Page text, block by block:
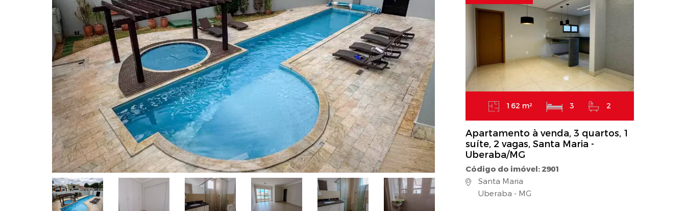
162 m² 3 2
Apartamento à venda, 3 quartos, 1
suíte, 2 vagas, Santa Maria -
Uberaba/MG
Código do imóvel: 2901
Santa Maria
Uberaba - MG